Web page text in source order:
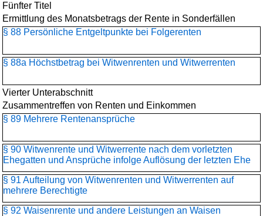
Fünfter Titel
Ermittlung des Monatsbetrags der Rente in Sonderfällen
§ 88 Persönliche Entgeltpunkte bei Folgerenten
§ 88a Höchstbetrag bei Witwenrenten und Witwerrenten
Vierter Unterabschnitt
Zusammentreffen von Renten und Einkommen
§ 89 Mehrere Rentenansprüche
§ 90 Witwenrente und Witwerrente nach dem vorletzten
Ehegatten und Ansprüche infolge Auflösung der letzten Ehe
§ 91 Aufteilung von Witwenrenten und Witwerrenten auf
mehrere Berechtigte
§ 92 Waisenrente und andere Leistungen an Waisen